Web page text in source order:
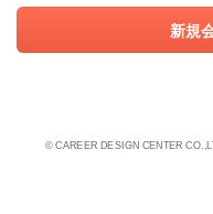
新規
© CAREER DESIGN CENTER